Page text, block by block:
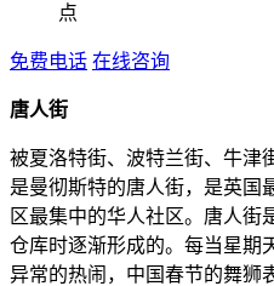
点
免费电话 在线咨询
唐人街
被夏洛特街、波特兰街、牛津
是曼彻斯特的唐人街，是英国
区最集中的华人社区。唐人街
仓库时逐渐形成的。每当星期
异常的热闹，中国春节的舞狮